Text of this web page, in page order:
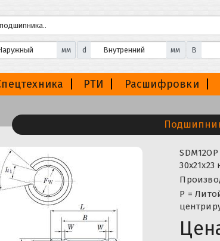
мм d мм B
РТИ Расшифровки
Подшипник
P =